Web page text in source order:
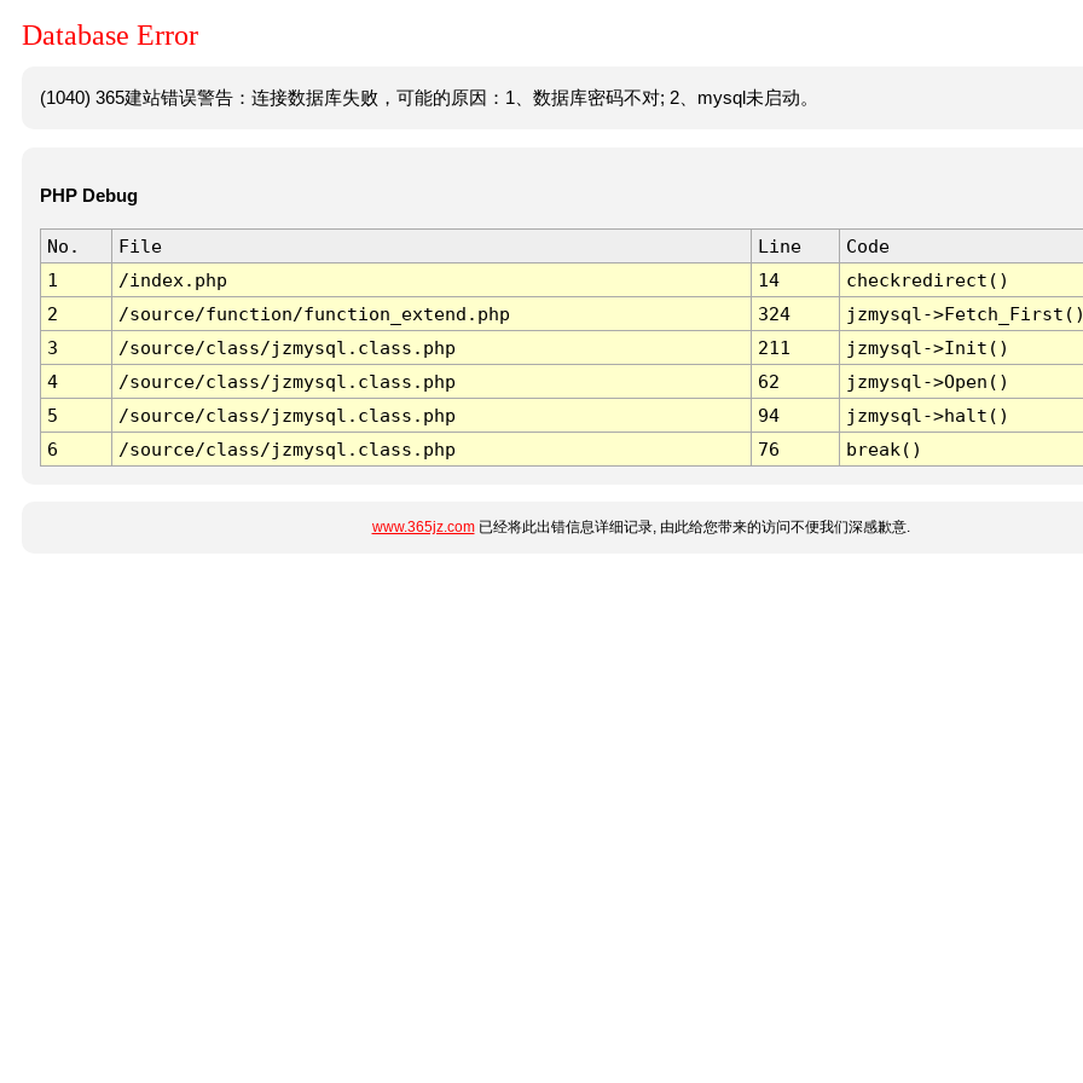
Database Error
(1040) 365建站错误警告：连接数据库失败，可能的原因：1、数据库密码不对; 2、mysql未启动。
PHP Debug
No. File Line
Code
1
/index.php 14
checkredirect()
2
/source/function/function_extend.php 324
jzmysql-
3
/source/class/jzmysql.class.php 211
jzmysql->Init()
4
/source/class/jzmysql.class.php 62
jzmysql->Open()
5
/source/class/jzmysql.class.php 94
jzmysql->halt()
6
/source/class/jzmysql.class.php 76 break()
www.365jz.com已经将此出错信息详细记录, 由此给您带来的访问不便我们深感歉意.